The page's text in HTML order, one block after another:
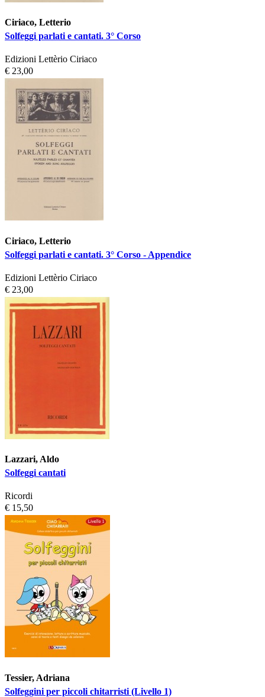
Ciriaco, Letterio
Solfeggi parlati e cantati. 3° Corso
Edizioni Lettèrio Ciriaco
€ 23,00
Ciriaco, Letterio
Solfeggi parlati e cantati. 3° Corso - Appendice
Edizioni Lettèrio Ciriaco
€ 23,00
Lazzari, Aldo
Solfeggi cantati
Ricordi
€ 15,50
Tessier, Adriana
Solfeggini per piccoli chitarristi (Livello 1)